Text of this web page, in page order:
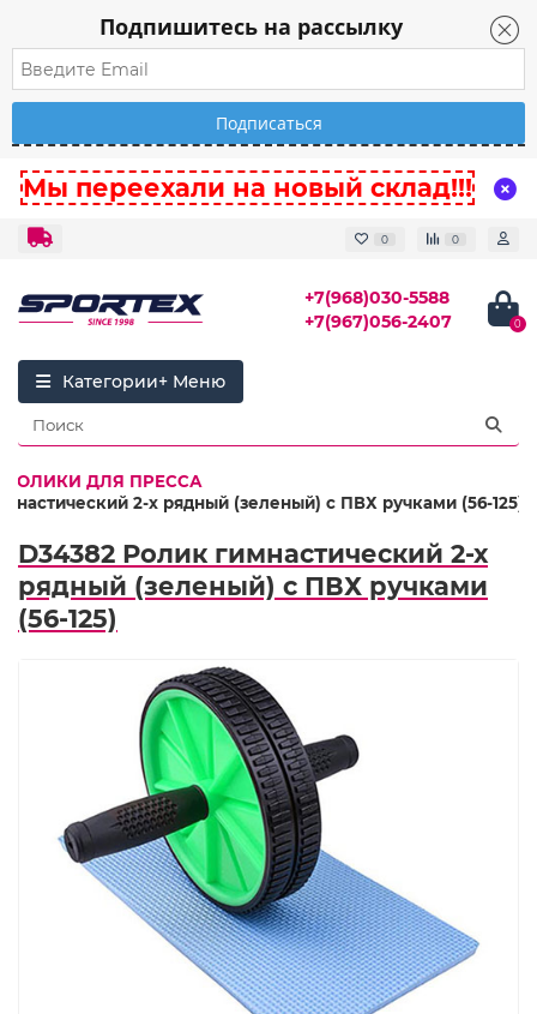
Подпишитесь на рассылку
Мы переехали на новый склад!!!
0 0
+7(968)030-5588
+7(967)056-2407
0
Категории
РОЛИКИ ДЛЯ ПРЕССА
2-х рядный (зеленый) с ПВХ ручками (56-125)
D34382 Ролик гимнастический 2-х
рядный (зеленый) с ПВХ ручками
(56-125)